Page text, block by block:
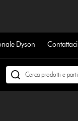
Dyson Contattaci
Cerca